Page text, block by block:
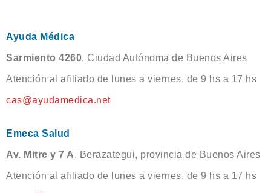
Ayuda Médica
Sarmiento 4260, Ciudad Autónoma de Buenos Aires
Atención al afiliado de lunes a viernes, de 9 hs a 17 hs
cas@ayudamedica.net
Emeca Salud
Av. Mitre y 7 A, Berazategui, provincia de Buenos Aires
Atención al afiliado de lunes a viernes, de 9 hs a 17 hs